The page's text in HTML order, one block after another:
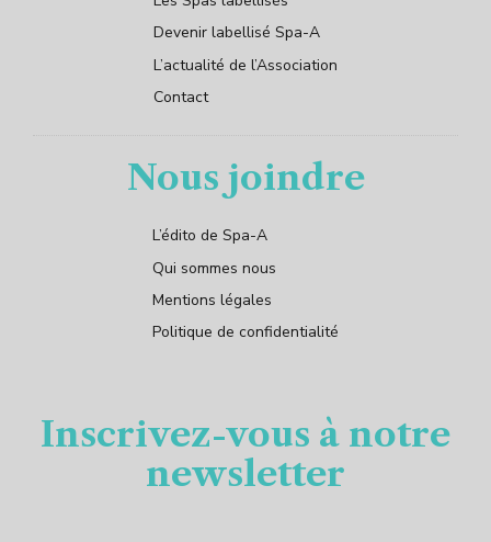
Devenir labellisé Spa-A
L’actualité de l’Association
Contact
Nous joindre
L’édito de Spa-A
Qui sommes nous
Mentions légales
Politique de confidentialité
Inscrivez-vous à notre
newsletter